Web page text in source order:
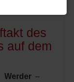
des
auf dem
Werder –